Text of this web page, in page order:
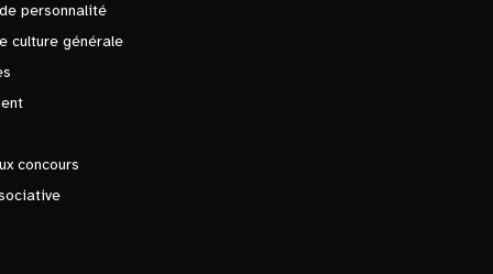
personnalité
culture générale
concours